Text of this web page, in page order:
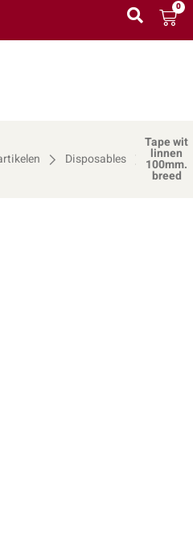
0
Disposables
Tape wit
linnen
100mm.
breed